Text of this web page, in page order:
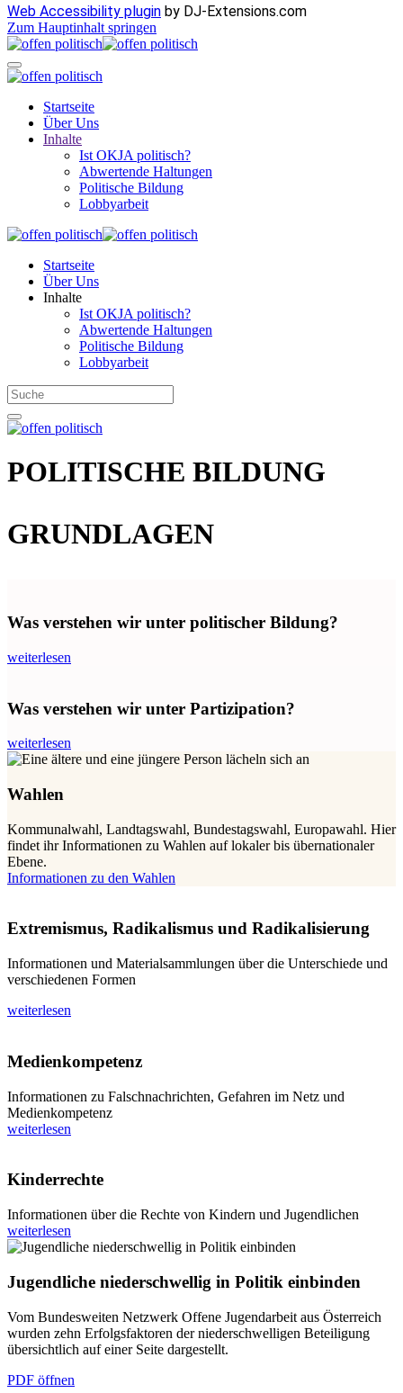
Web Accessibility plugin by DJ-Extensions.com
Zum Hauptinhalt springen
Startseite
Über Uns
Inhalte
Ist OKJA politisch?
Abwertende Haltungen
Politische Bildung
Lobbyarbeit
Startseite
Über Uns
Inhalte
Ist OKJA politisch?
Abwertende Haltungen
Politische Bildung
Lobbyarbeit
POLITISCHE BILDUNG
GRUNDLAGEN
Was verstehen wir unter politischer Bildung?
weiterlesen
Was verstehen wir unter Partizipation?
weiterlesen
Wahlen
Kommunalwahl, Landtagswahl, Bundestagswahl, Europawahl. Hier
findet ihr Informationen zu Wahlen auf lokaler bis übernationaler
Ebene.
Informationen zu den Wahlen
Extremismus, Radikalismus und Radikalisierung
Informationen und Materialsammlungen über die Unterschiede und
verschiedenen Formen
weiterlesen
Medienkompetenz
Informationen zu Falschnachrichten, Gefahren im Netz und
Medienkompetenz
weiterlesen
Kinderrechte
Informationen über die Rechte von Kindern und Jugendlichen
weiterlesen
Jugendliche niederschwellig in Politik einbinden
Vom Bundesweiten Netzwerk Offene Jugendarbeit aus Österreich
wurden zehn Erfolgsfaktoren der niederschwelligen Beteiligung
übersichtlich auf einer Seite dargestellt.
PDF öffnen